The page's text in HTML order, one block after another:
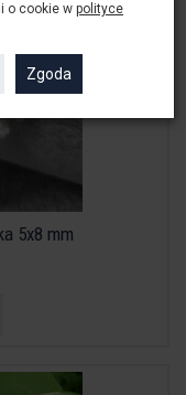
5x8 mm
o cookie w polityce
Zgoda